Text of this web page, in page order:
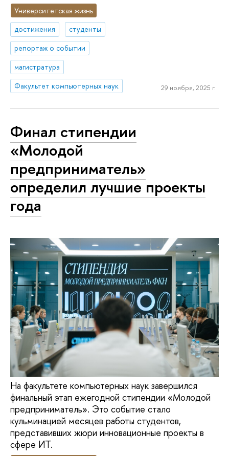
Университетская жизнь
достижения
студенты
репортаж о событии
магистратура
Факультет компьютерных наук
29 ноября, 2025 г.
Финал стипендии
«Молодой
предприниматель»
определил лучшие проекты
года
На факультете компьютерных наук завершился
финальный этап ежегодной стипендии «Молодой
предприниматель». Это событие стало
кульминацией месяцев работы студентов,
представивших жюри инновационные проекты в
сфере ИТ.